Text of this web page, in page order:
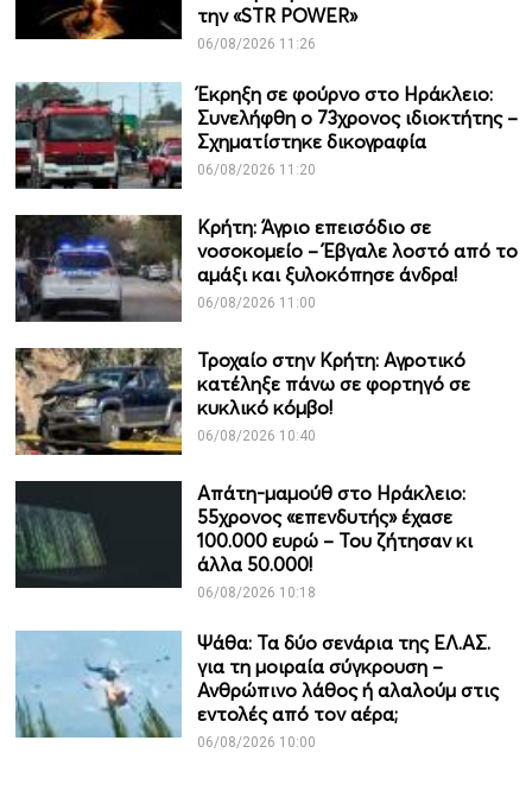
την «STR POWER»
06/08/2026 11:26
Έκρηξη σε φούρνο στο Ηράκλειο:
Συνελήφθη ο 73χρονος ιδιοκτήτης –
Σχηματίστηκε δικογραφία
06/08/2026 11:20
Κρήτη: Άγριο επεισόδιο σε
νοσοκομείο – Έβγαλε λοστό από το
αμάξι και ξυλοκόπησε άνδρα!
06/08/2026 11:00
Τροχαίο στην Κρήτη: Αγροτικό
κατέληξε πάνω σε φορτηγό σε
κυκλικό κόμβο!
06/08/2026 10:40
Απάτη-μαμούθ στο Ηράκλειο:
55χρονος «επενδυτής» έχασε
100.000 ευρώ – Του ζήτησαν κι
άλλα 50.000!
06/08/2026 10:18
Ψάθα: Τα δύο σενάρια της ΕΛ.ΑΣ.
για τη μοιραία σύγκρουση –
Ανθρώπινο λάθος ή αλαλούμ στις
εντολές από τον αέρα;
06/08/2026 10:00